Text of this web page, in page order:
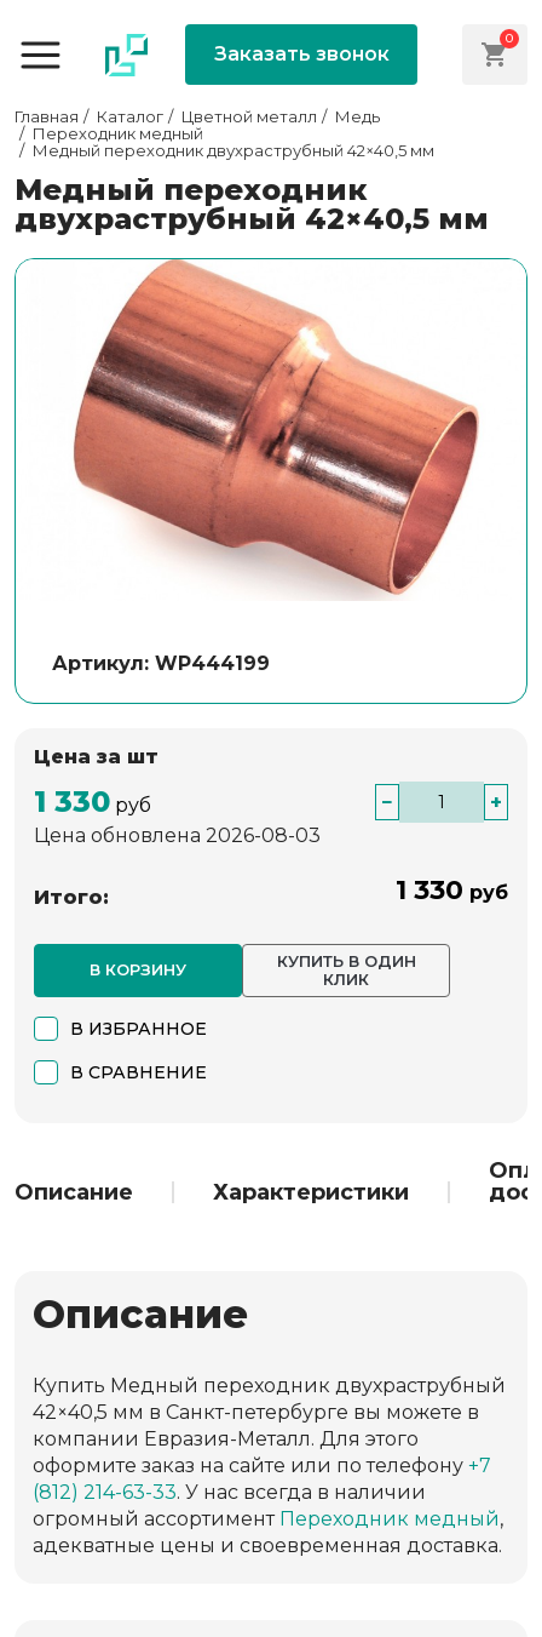
Заказать звонок
0
Главная Каталог Цветной металл
Медь
Переходник медный
Медный переходник двухраструбный 42×40,5 мм
Медный переходник
двухраструбный 42×40,5 мм
Артикул: WP444199
Цена за шт
1 330 руб −
+
Цена обновлена 2026-08-03
Итого: 1 330 руб
В КОРЗИНУ
КУПИТЬ В ОДИН
КЛИК
В ИЗБРАННОЕ
В СРАВНЕНИЕ
Описание Характеристики
Описание
Купить Медный переходник двухраструбный
42×40,5 мм в Санкт-петербурге вы можете в
компании Евразия-Металл. Для этого
оформите заказ на сайте или по телефону +7
(812) 214-63-33. У нас всегда в наличии
огромный ассортимент Переходник медный,
адекватные цены и своевременная доставка.